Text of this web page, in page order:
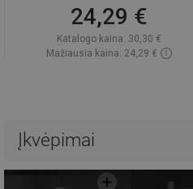
24,29 €
Katalogo kaina: 30,30 €
Mažiausia kaina: 24,29 €
Palyginti
Įkvėpimai